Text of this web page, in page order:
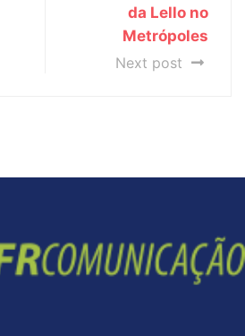
da Lello no
Metrópoles
Next post